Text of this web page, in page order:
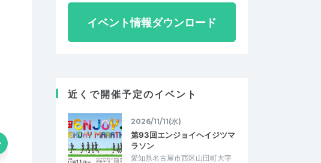
イベント情報ダウンロード
近くで開催予定のイベント
2026/11/11(水)
第93回エンジョイヘイジツマ
ラソン
愛知県名古屋市西区山田町大字